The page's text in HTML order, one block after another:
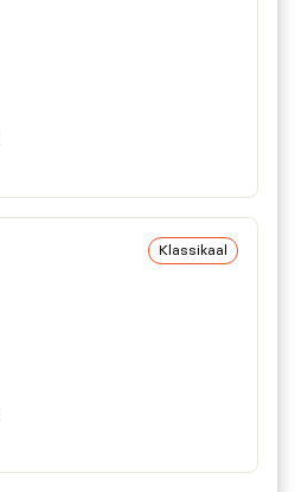
Klassikaal